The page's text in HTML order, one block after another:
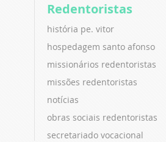
Redentoristas
história pe. vitor
hospedagem santo afonso
missionários redentoristas
missões redentoristas
notícias
obras sociais redentoristas
secretariado vocacional